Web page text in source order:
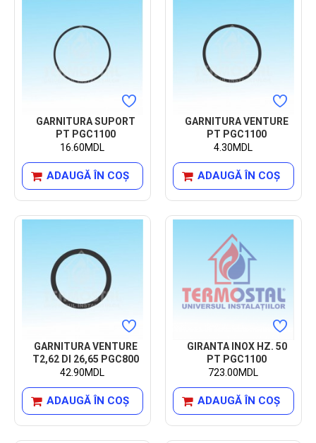
GARNITURA SUPORT
PT PGC1100
16.60MDL
ADAUGĂ ÎN COŞ
GARNITURA VENTURE
PT PGC1100
4.30MDL
ADAUGĂ ÎN COŞ
GARNITURA VENTURE
T2,62 DI 26,65 PGC800
42.90MDL
ADAUGĂ ÎN COŞ
GIRANTA INOX HZ. 50
PT PGC1100
723.00MDL
ADAUGĂ ÎN COŞ